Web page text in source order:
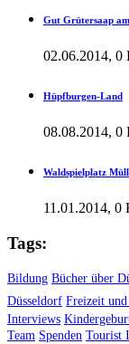
Gut Grütersaap
02.06.2014, 0
Hüpfburgen-Land
08.08.2014, 0
Waldspielplatz
11.01.2014, 0
Tags:
Bildung Bücher über
Düsseldorf Freizeit
Interviews
Team Spenden Tourist